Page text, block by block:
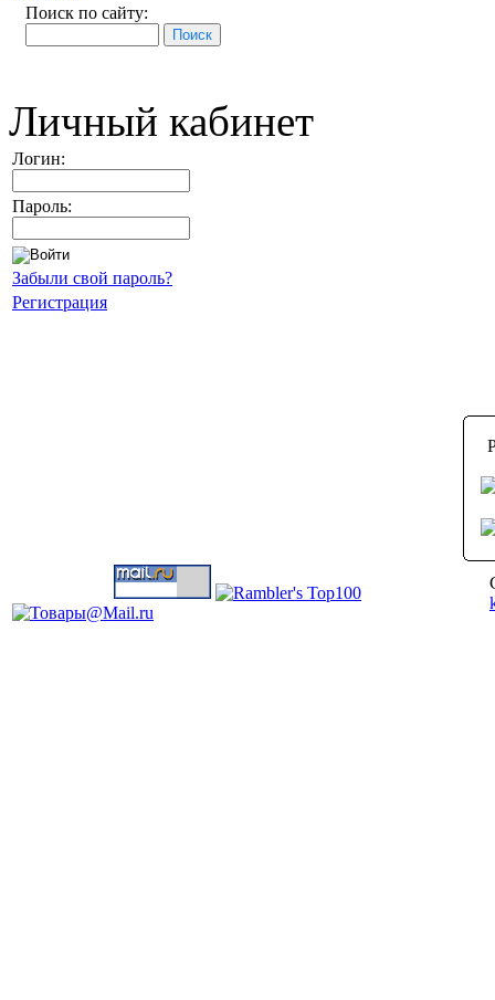
Поиск по сайту:
Личный кабинет
Логин:
Пароль:
Забыли свой пароль?
Регистрация